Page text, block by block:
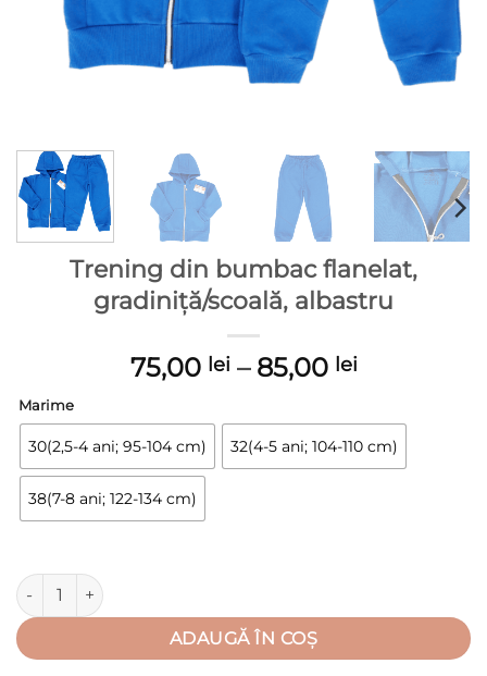
Trening din bumbac flanelat,
gradiniță/scoală, albastru
75,00 lei – 85,00 leiInterval
prețuri:
75,00 lei
până
Marime
30(2,5-4 ani; 95-104 cm) 32(4-5 ani; 104-110 cm)
38(7-8 ani; 122-134 cm)
Cantitate Trening din bumbac flanelat, gradiniță/scoală,
ADAUGĂ ÎN COȘ